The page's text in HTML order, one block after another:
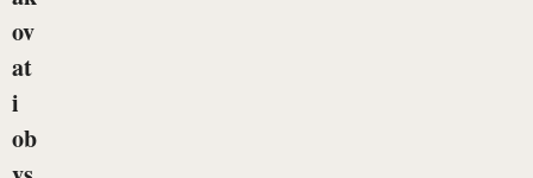
ov
at
i
ob